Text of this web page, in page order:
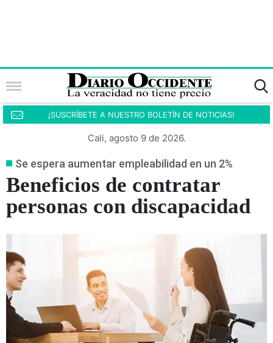
¡SUSCRÍBETE A NUESTRO BOLETÍN DE NOTICIAS!
Cali, agosto 9 de 2026.
Se espera aumentar empleabilidad en un 2%
Beneficios de contratar
personas con discapacidad